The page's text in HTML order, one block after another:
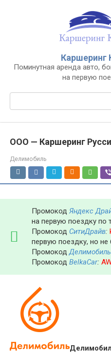
Каршеринг
Поминутная аренда авто,
на первую
Поиск:
ООО — Каршеринг
Делимобиль
Промокод Яндекс
на первую поездку по
Промокод СитиДрайв:
первую поездку, но не
ПромокодДелимобиль
Промокод BelkaCar: